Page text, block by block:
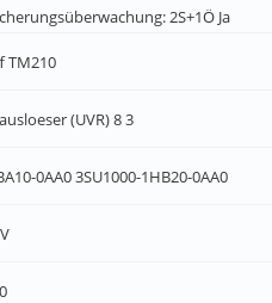
2S+1Ö Ja
TM210
(UVR) 8 3
0AA0 3SU1000-1HB20-0AA0